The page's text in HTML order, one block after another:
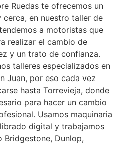
Ruedas te ofrecemos un
en nuestro taller de
a motoristas que
realizar el cambio de
y un trato de confianza.
talleres especializados en
Juan, por eso cada vez
hasta Torrevieja, donde
para hacer un cambio
Usamos maquinaria
digital y trabajamos
Bridgestone, Dunlop,